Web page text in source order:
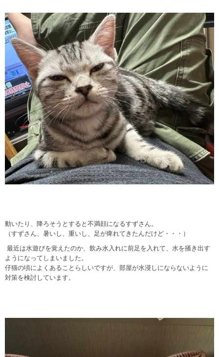
動いたり、降ろそうとすると不満顔になるすずさん。
（すずさん、暑いし、重いし、足が痺れてきたんだけど・・・）
最近は水遊びを覚えたのか、飲み水入れに前足を入れて、水を掻き出す
ようになってしまいました。
仔猫の頃によくあることらしいですが、部屋が水浸しにならないように
対策を検討しています。